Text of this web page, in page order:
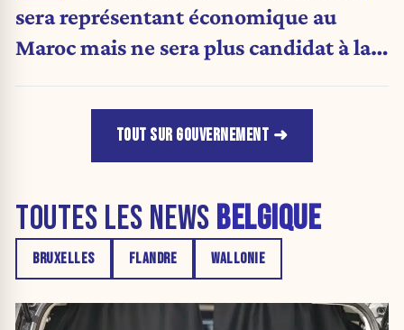
sera représentant économique au
Maroc mais ne sera plus candidat à la
TOUT SUR GOUVERNEMENT
TOUTES LES NEWS BELGIQUE
BRUXELLES FLANDRE WALLONIE